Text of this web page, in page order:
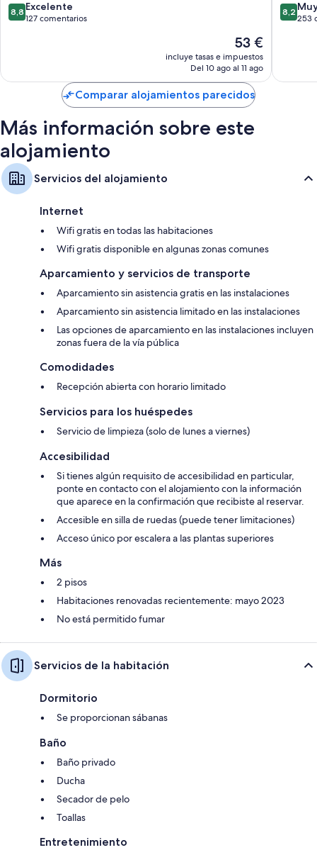
8.8
sobre
8,8 Excelente
127 comentarios
El
precio
actual
de
53 €
53 €
incluye tasas e impuestos
Del 10 ago al 11 ago
8.2
sobre
8,2
253
Comparar alojamientos parecidos
Más información sobre este
alojamiento
Servicios del alojamiento
Internet
Wifi gratis en todas las habitaciones
Wifi gratis disponible en algunas zonas comunes
Aparcamiento y servicios de transporte
Aparcamiento sin asistencia gratis en las instalaciones
Aparcamiento sin asistencia limitado en las instalaciones
Las opciones de aparcamiento en las instalaciones incluyen
zonas fuera de la vía pública
Comodidades
Recepción abierta con horario limitado
Servicios para los huéspedes
Servicio de limpieza (solo de lunes a viernes)
Accesibilidad
Si tienes algún requisito de accesibilidad en particular,
ponte en contacto con el alojamiento con la información
que aparece en la confirmación que recibiste al reservar.
Accesible en silla de ruedas (puede tener limitaciones)
Acceso único por escalera a las plantas superiores
Más
2 pisos
Habitaciones renovadas recientemente: mayo 2023
No está permitido fumar
Servicios de la habitación
Dormitorio
Se proporcionan sábanas
Baño
Baño privado
Ducha
Secador de pelo
Toallas
Entretenimiento